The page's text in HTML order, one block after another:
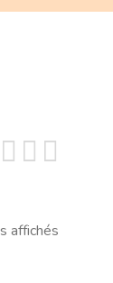
affichés